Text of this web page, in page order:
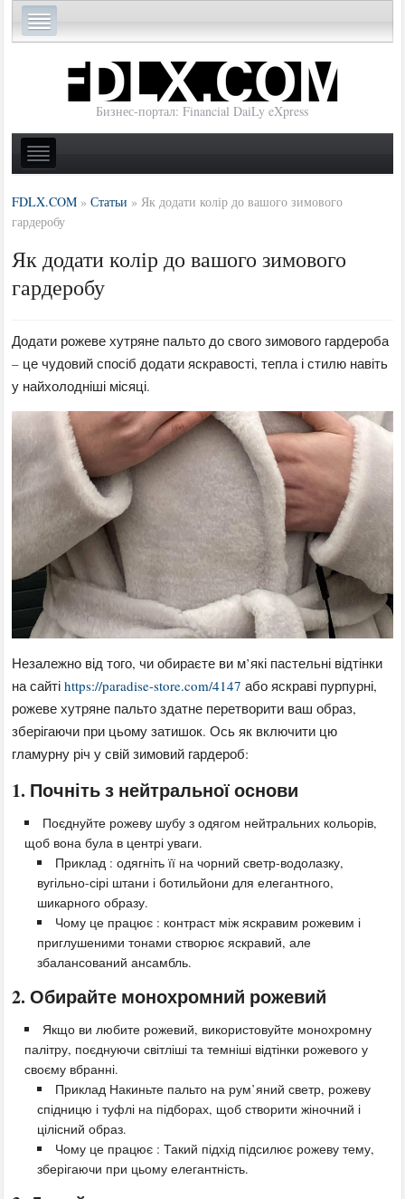
Бизнес-портал: Financial DaiLy eXpress
FDLX.COM »Статьи » Як додати колір до вашого зимового
гардеробу
Як додати колір до вашого зимового
гардеробу
Додати рожеве хутряне пальто до свого зимового гардероба
– це чудовий спосіб додати яскравості, тепла і стилю навіть
у найхолодніші місяці.
Незалежно від того, чи обираєте ви м’які пастельні відтінки
на сайтіhttps://paradise-store.com/4147 або яскраві пурпурні,
рожеве хутряне пальто здатне перетворити ваш образ,
зберігаючи при цьому затишок. Ось як включити цю
гламурну річ у свій зимовий гардероб:
1. Почніть з нейтральної основи
Поєднуйте рожеву шубу з одягом нейтральних кольорів,
щоб вона була в центрі уваги.
Приклад : одягніть її на чорний светр-водолазку,
вугільно-сірі штани і ботильйони для елегантного,
шикарного образу.
Чому це працює : контраст між яскравим рожевим і
приглушеними тонами створює яскравий, але
збалансований ансамбль.
2. Обирайте монохромний рожевий
Якщо ви любите рожевий, використовуйте монохромну
палітру, поєднуючи світліші та темніші відтінки рожевого у
своєму вбранні.
Приклад Накиньте пальто на рум’яний светр, рожеву
спідницю і туфлі на підборах, щоб створити жіночний і
цілісний образ.
Чому це працює : Такий підхід підсилює рожеву тему,
зберігаючи при цьому елегантність.